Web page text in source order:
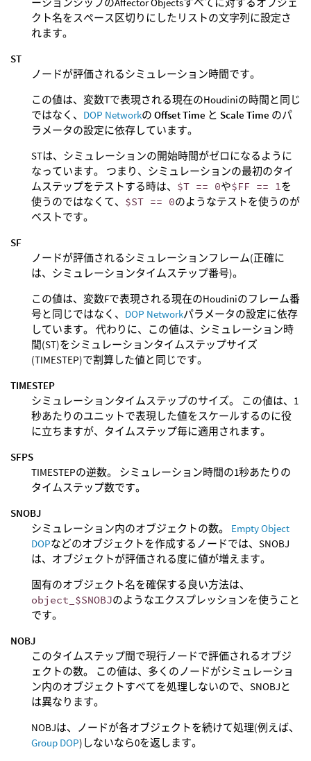
クト名をスペース区切りにしたリストの文字列に設定さ
れます。
ST
ノードが評価されるシミュレーション時間です。
この値は、変数Tで表現される現在のHoudiniの時間と同じ
ではなく、 DOP Networkの Offset Time と Scale Time のパ
ラメータの設定に依存しています。
STは、シミュレーションの開始時間がゼロになるように
なっています。 つまり、シミュレーションの最初のタイ
ムステップをテストする時は、 $T == 0や$FF == 1を
使うのではなくて、 $ST == 0のようなテストを使うのが
ベストです。
SF
ノードが評価されるシミュレーションフレーム(正確に
は、シミュレーションタイムステップ番号)。
この値は、変数Fで表現される現在のHoudiniのフレーム番
号と同じではなく、 DOP Networkパラメータの設定に依存
しています。 代わりに、この値は、シミュレーション時
間(ST)をシミュレーションタイムステップサイズ
(TIMESTEP)で割算した値と同じです。
TIMESTEP
シミュレーションタイムステップのサイズ。 この値は、1
秒あたりのユニットで表現した値をスケールするのに役
に立ちますが、タイムステップ毎に適用されます。
SFPS
TIMESTEPの逆数。 シミュレーション時間の1秒あたりの
タイムステップ数です。
SNOBJ
シミュレーション内のオブジェクトの数。 Empty Object
DOPなどのオブジェクトを作成するノードでは、SNOBJ
は、オブジェクトが評価される度に値が増えます。
固有のオブジェクト名を確保する良い方法は、
object_$SNOBJのようなエクスプレッションを使うこと
です。
NOBJ
このタイムステップ間で現行ノードで評価されるオブジ
ェクトの数。 この値は、多くのノードがシミュレーショ
ン内のオブジェクトすべてを処理しないので、SNOBJと
は異なります。
NOBJは、ノードが各オブジェクトを続けて処理(例えば、
Group DOP)しないなら0を返します。